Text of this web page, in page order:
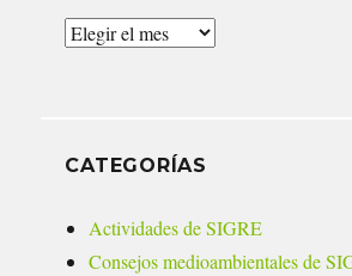
Archivos
CATEGORÍAS
Actividades de SIGRE
Consejos medioambientales de